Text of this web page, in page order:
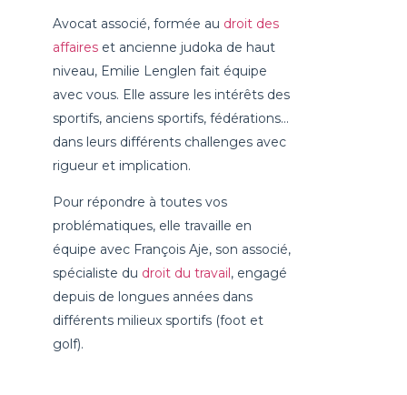
Avocat associé, formée au droit des
affaires et ancienne judoka de haut
niveau, Emilie Lenglen fait équipe
avec vous. Elle assure les intérêts des
sportifs, anciens sportifs, fédérations…
dans leurs différents challenges avec
rigueur et implication.
Pour répondre à toutes vos
problématiques, elle travaille en
équipe avec François Aje, son associé,
spécialiste du droit du travail, engagé
depuis de longues années dans
différents milieux sportifs (foot et
golf).